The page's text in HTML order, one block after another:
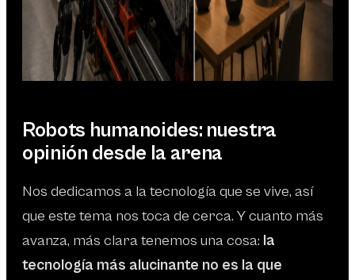
Robots humanoides: nuestra
opinión desde la arena
Nos dedicamos a la tecnología que se vive, así
que este tema nos toca de cerca. Y cuanto más
avanza, más clara tenemos una cosa: la
tecnología más alucinante no es la que